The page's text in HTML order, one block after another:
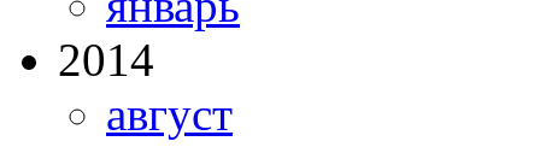
2014
август